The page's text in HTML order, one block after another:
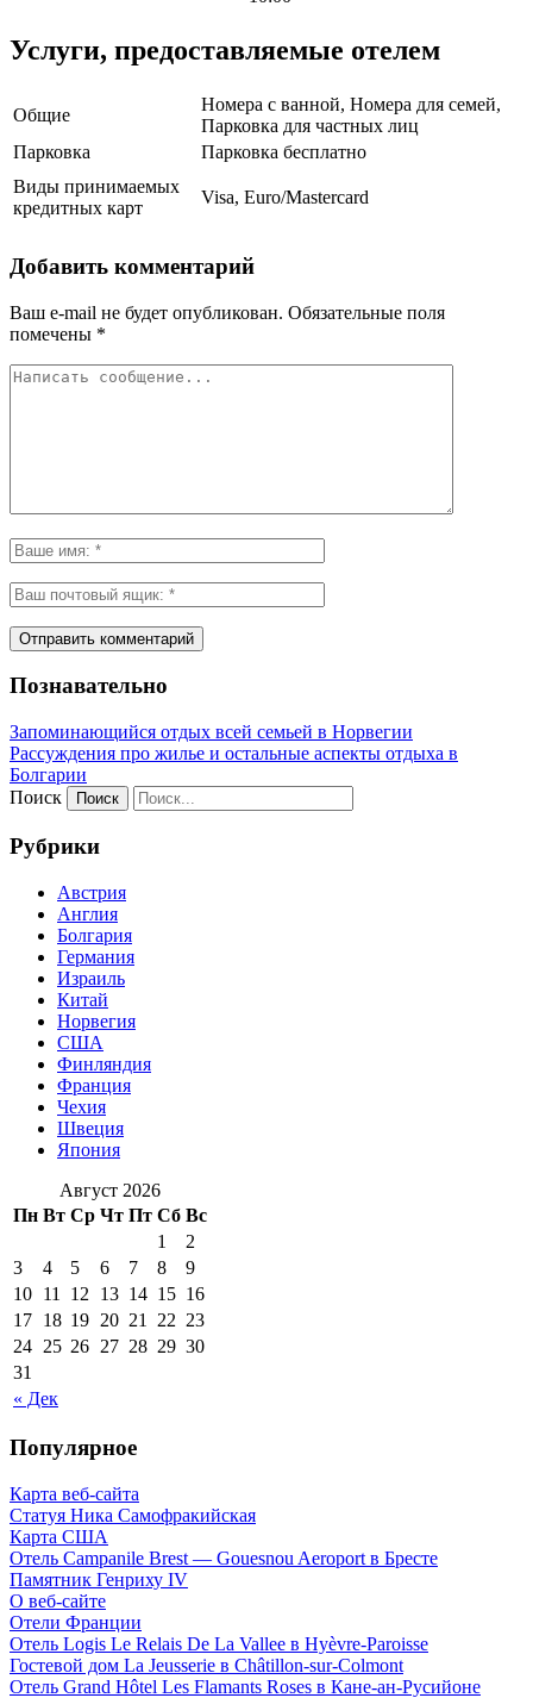
Услуги, предоставляемые отелем
Общие
Номера с ванной, Номера для семей,
Парковка для частных лиц
Парковка
Парковка бесплатно
Виды принимаемых
кредитных карт
Visa, Euro/Mastercard
Добавить комментарий
Ваш e-mail не будет опубликован. Обязательные поля
помечены *
Познавательно
Запоминающийся отдых всей семьей в Норвегии
Рассуждения про жилье и остальные аспекты отдыха в
Болгарии
Поиск
Рубрики
Австрия
Англия
Болгария
Германия
Израиль
Китай
Норвегия
США
Финляндия
Франция
Чехия
Швеция
Япония
Август 2026
Пн Вт Ср Чт Пт Сб Вс
« Дек
1
2
3
4 5 6 7 8
9
10 11 12 13 14 15 16
17 18 19 20 21 22 23
24 25 26 27 28 29 30
31
Популярное
Карта веб-сайта
Статуя Ника Самофракийская
Карта США
Отель Campanile Brest — Gouesnou Aeroport в Бресте
Памятник Генриху IV
О веб-сайте
Отели Франции
Отель Logis Le Relais De La Vallee в Hyèvre-Paroisse
Гостевой дом La Jeusserie в Châtillon-sur-Colmont
Отель Grand Hôtel Les Flamants Roses в Кане-ан-Русийоне